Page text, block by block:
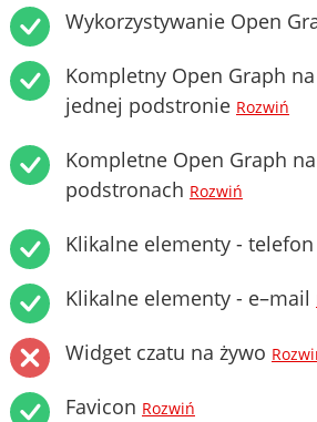
Wykorzystywanie Open
Kompletny Open Graph
jednej podstronie Rozwiń
Kompletne Open Graph
podstronach Rozwiń
Klikalne elementy - telefon
Klikalne elementy - e–mail
Widget czatu na żywo
Favicon Rozwiń